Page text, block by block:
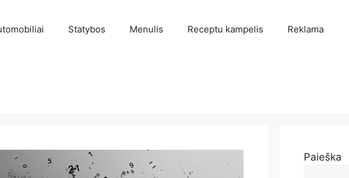
Statybos Menulis Receptu kampelis Reklama
Paieška